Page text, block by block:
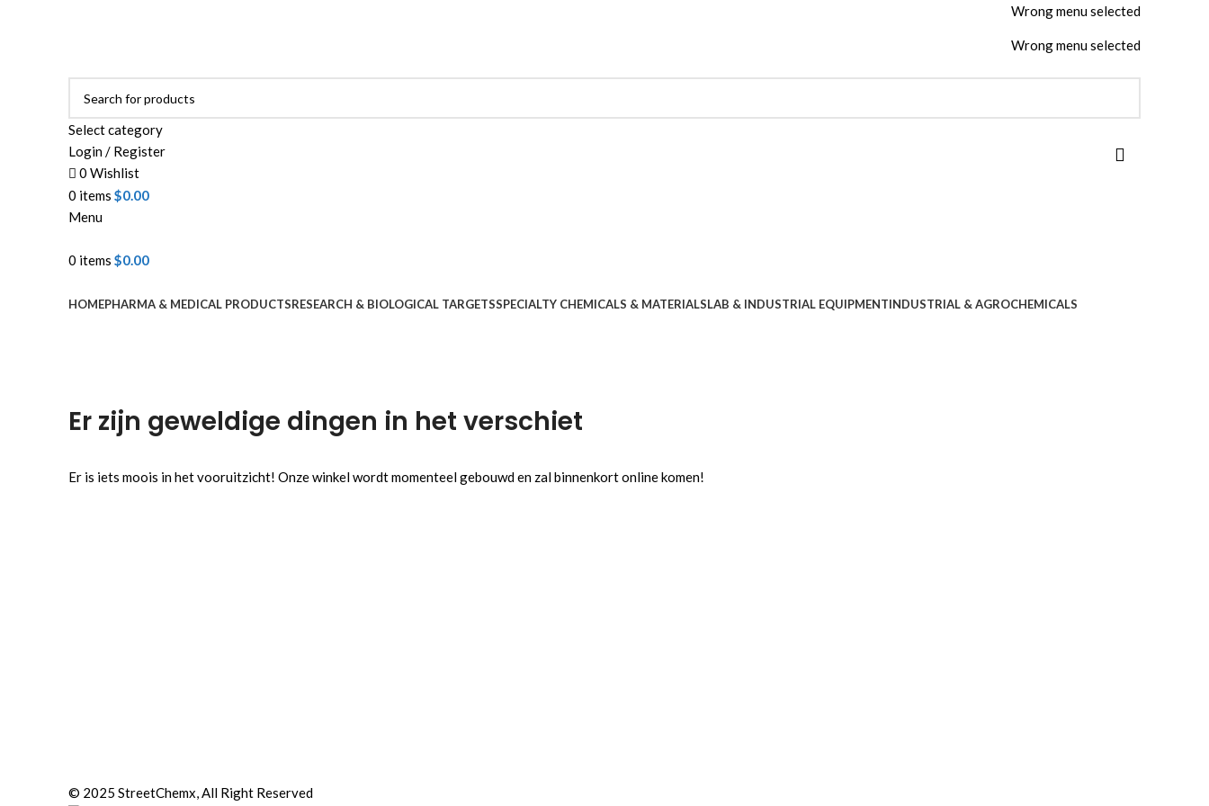
Wrong menu selected
Wrong menu selected
Select category
Login / Register
0 Wishlist
0 items $0.00
Menu
0 items $0.00
HOMEPHARMA & MEDICAL PRODUCTSRESEARCH & BIOLOGICAL TARGETSSPECIALTY CHEMICALS & MATERIALSLAB & INDUSTRIAL EQUIPMENTINDUSTRIAL & AGROCHEMICALS
Er zijn geweldige dingen in het verschiet
Er is iets moois in het vooruitzicht! Onze winkel wordt momenteel gebouwd en zal binnenkort online komen!
© 2025 StreetChemx, All Right Reserved